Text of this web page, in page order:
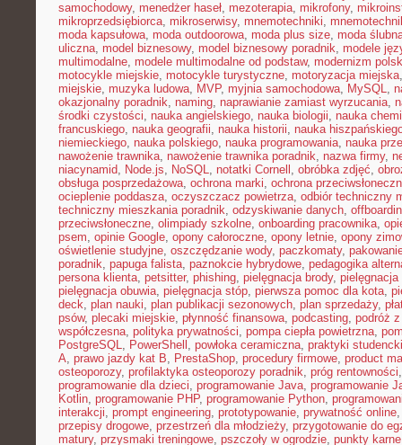
samochodowy, menedżer haseł, mezoterapia, mikrofony,
mikroprzedsiębiorca, mikroserwisy, mnemotechniki,
moda kapsułowa, moda outdoorowa, moda plus size, moda
uliczna, model biznesowy, model biznesowy poradnik, modele
multimodalne, modele multimodalne od podstaw, modernizm
motocykle miejskie, motocykle turystyczne, motoryzacja miejska
miejskie, muzyka ludowa, MVP, myjnia samochodowa, MySQL,
okazjonalny poradnik, naming, naprawianie zamiast wyrzucania,
środki czystości, nauka angielskiego, nauka biologii, nauka
francuskiego, nauka geografii, nauka historii, nauka
niemieckiego, nauka polskiego, nauka programowania, nauka
nawożenie trawnika, nawożenie trawnika poradnik, nazwa firmy,
niacynamid, Node.js, NoSQL, notatki Cornell , obróbka zdjęć,
obsługa posprzedażowa, ochrona marki, ochrona
ocieplenie poddasza, oczyszczacz powietrza, odbiór techniczny
techniczny mieszkania poradnik, odzyskiwanie danych,
przeciwsłoneczne, olimpiady szkolne, onboarding pracownika,
psem, opinie Google, opony całoroczne, opony letnie, opony
oświetlenie studyjne, oszczędzanie wody, paczkomaty,
poradnik, papuga falista, paznokcie hybrydowe, pedagogika
persona klienta, petsitter, phishing, pielęgnacja brody, pielęgnacja
pielęgnacja obuwia, pielęgnacja stóp, pierwsza pomoc dla kota,
deck, plan nauki, plan publikacji sezonowych, plan sprzedaży,
psów, plecaki miejskie, płynność finansowa, podcasting, podróż
współczesna, polityka prywatności, pompa ciepła powietrzna,
PostgreSQL, PowerShell , powłoka ceramiczna, praktyki
A, prawo jazdy kat B, PrestaShop, procedury firmowe, product
osteoporozy, profilaktyka osteoporozy poradnik, próg rentowności
programowanie dla dzieci, programowanie Java, programowanie
Kotlin, programowanie PHP, programowanie Python,
interakcji, prompt engineering, prototypowanie, prywatność online
przepisy drogowe, przestrzeń dla młodzieży, przygotowanie do
matury, przysmaki treningowe, pszczoły w ogrodzie, punkty karne